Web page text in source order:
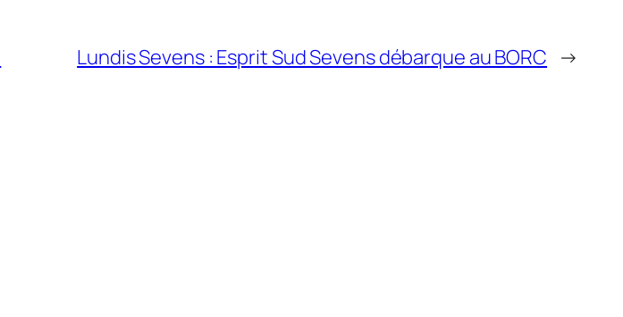
Lundis Sevens : Esprit Sud Sevens débarque au BORC →